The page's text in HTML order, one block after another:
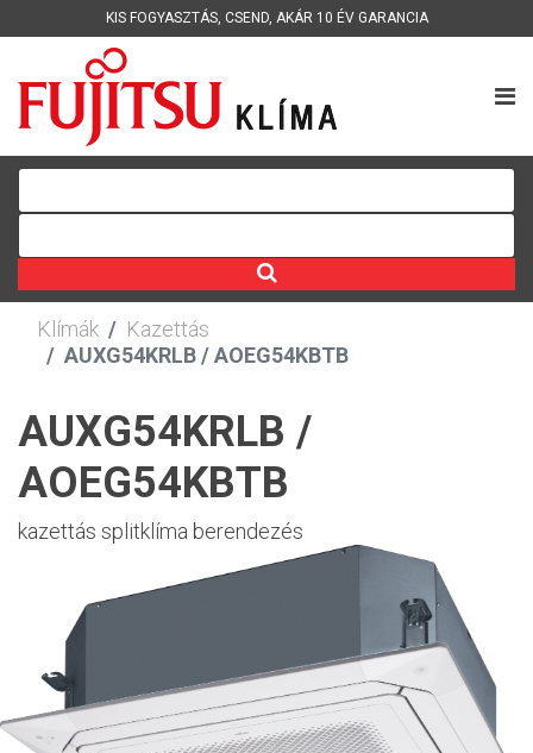
KIS FOGYASZTÁS, CSEND, AKÁR 10 ÉV GARANCIA
Klímák
Kazettás
AUXG54KRLB / AOEG54KBTB
AUXG54KRLB /
AOEG54KBTB
kazettás splitklíma berendezés